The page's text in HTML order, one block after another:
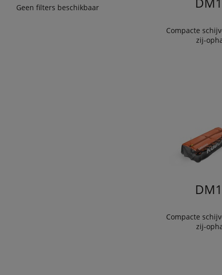
Geen filters beschikbaar
Compacte
zij-
Compacte
zij-